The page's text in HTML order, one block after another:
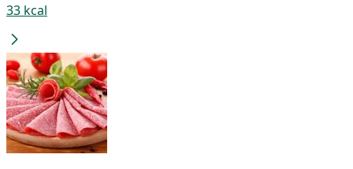
33 kcal